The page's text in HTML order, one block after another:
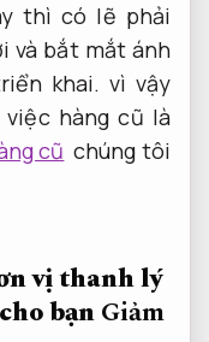
thì có lẽ phải
và bắt mắt ánh
khai. vì vậy
hàng cũ là
cũ chúng tôi
vị thanh lý
bạnGiảm